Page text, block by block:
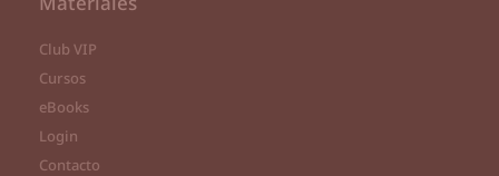
Club VIP
Cursos
eBooks
Login
Contacto